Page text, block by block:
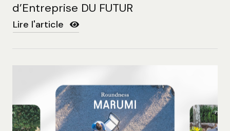
d’Entreprise DU FUTUR
Lire l'article